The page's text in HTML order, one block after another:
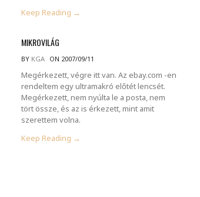
Keep Reading →
MIKROVILÁG
BY KGA ON 2007/09/11
Megérkezett, végre itt van. Az ebay.com -en
rendeltem egy ultramakró előtét lencsét.
Megérkezett, nem nyúlta le a posta, nem
tört össze, és az is érkezett, mint amit
szerettem volna.
Keep Reading →